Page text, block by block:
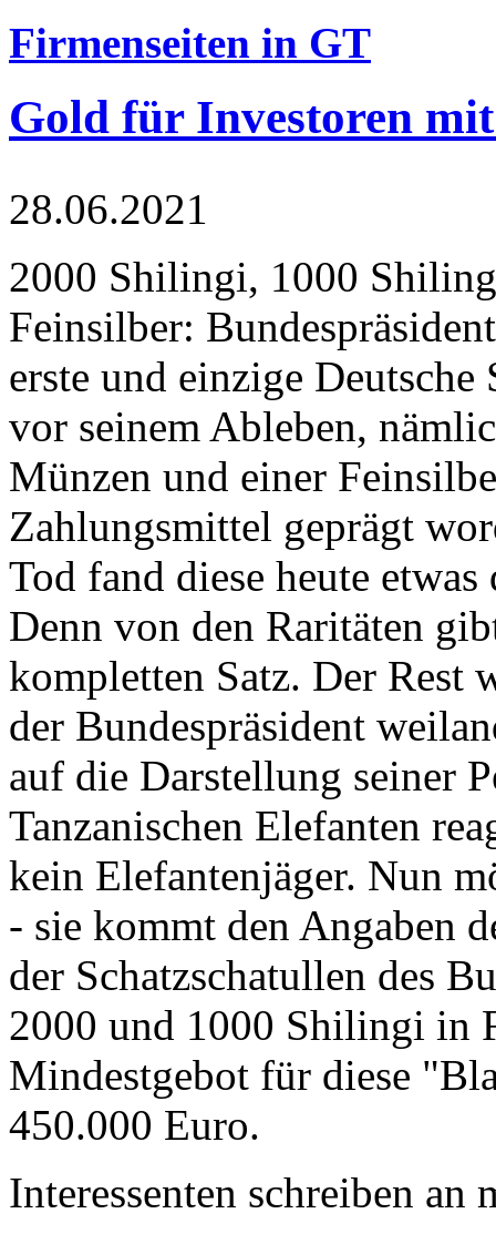
Firmenseiten in GT
Gold für Investoren
28.06.2021
2000 Shilingi, 1000
Feinsilber:
erste und einzige Deutsche
vor seinem Ableben,
Münzen und einer
Zahlungsmittel geprägt
Tod fand diese heute
Denn von den Raritäten
kompletten Satz. Der Rest
der Bundespräsident
auf die Darstellung seiner
Tanzanischen Elefanten
kein Elefantenjäger. Nun
- sie kommt den Angaben
der Schatzschatullen des
2000 und 1000 Shilingi in
Mindestgebot für diese
450.000 Euro.
Interessenten schreiben